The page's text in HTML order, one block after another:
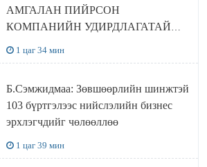
АМГАЛАН ПИЙРСОН
КОМПАНИЙН УДИРДЛАГАТАЙ
1 цаг 34 мин
Б.Сэмжидмаа: Зөвшөөрлийн шинжтэй
103 бүртгэлээс нийслэлийн бизнес
эрхлэгчдийг чөлөөллөө
1 цаг 39 мин